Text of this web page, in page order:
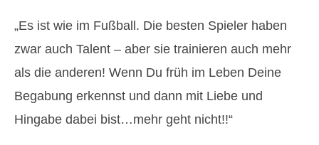
„Es ist wie im Fußball. Die besten Spieler haben
zwar auch Talent – aber sie trainieren auch mehr
als die anderen! Wenn Du früh im Leben Deine
Begabung erkennst und dann mit Liebe und
Hingabe dabei bist…mehr geht nicht!!“